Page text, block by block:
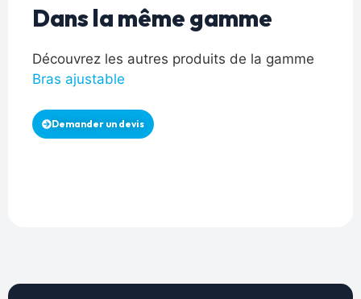
Dans la même gamme
Découvrez les autres produits de la gamme
Bras ajustable
Demander un devis